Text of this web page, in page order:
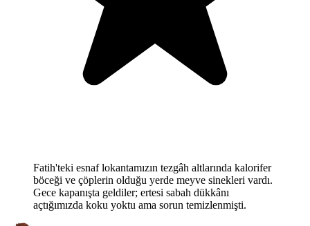
Fatih'teki esnaf lokantamızın tezgâh altlarında kalorifer
böceği ve çöplerin olduğu yerde meyve sinekleri vardı.
Gece kapanışta geldiler; ertesi sabah dükkânı
açtığımızda koku yoktu ama sorun temizlenmişti.